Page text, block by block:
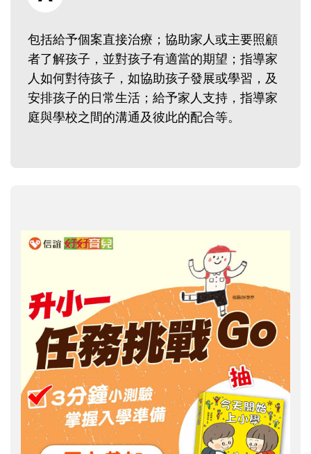
包括給予個案直接治療；協助家人或主要照顧
者了解孩子，並對孩子有適當的期望；指導家
人如何對待孩子，如協助孩子發展或學習，及
安排孩子的日常生活；給予家人支持，指導家
庭與學校之間的溝通及彼此的配合等。